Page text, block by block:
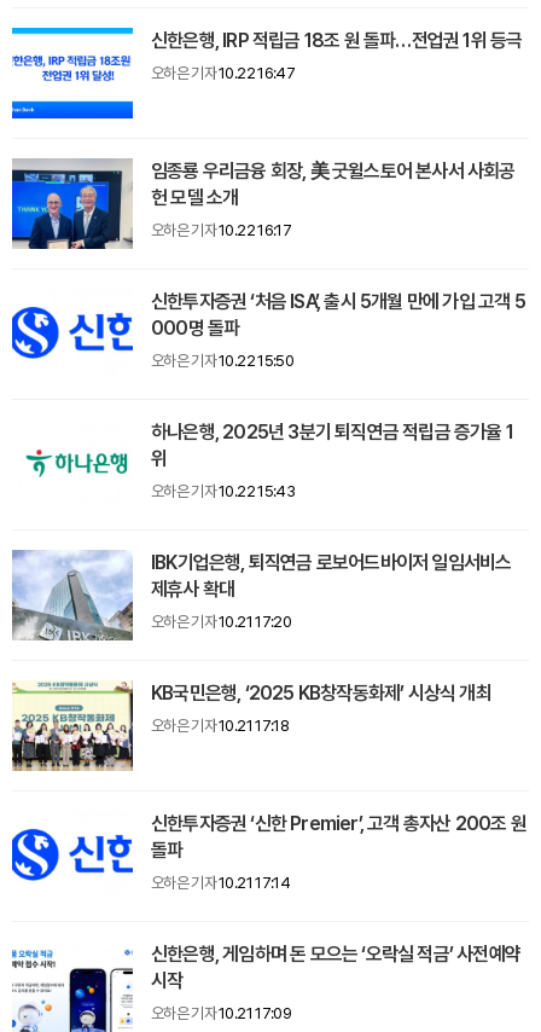
신한은행, IRP 적립금 18조 원 돌파…전업권 1위 등극
오하은 기자10.22 16:47
임종룡 우리금융 회장, 美 굿윌스토어 본사서 사회공
헌 모델 소개
오하은 기자10.22 16:17
신한투자증권 ‘처음 ISA’, 출시 5개월 만에 가입 고객 5
000명 돌파
오하은 기자10.22 15:50
하나은행, 2025년 3분기 퇴직연금 적립금 증가율 1
위
오하은 기자10.22 15:43
IBK기업은행, 퇴직연금 로보어드바이저 일임서비스
제휴사 확대
오하은 기자10.21 17:20
KB국민은행, ‘2025 KB창작동화제’ 시상식 개최
오하은 기자10.21 17:18
신한투자증권 ‘신한 Premier’, 고객 총자산 200조 원
돌파
오하은 기자10.21 17:14
신한은행, 게임하며 돈 모으는 ‘오락실 적금’ 사전예약
시작
오하은 기자10.21 17:09